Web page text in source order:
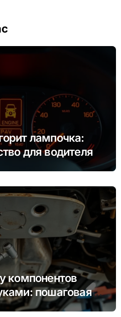
лампочка:
для водителя
компонентов
пошаговая
Octavia и